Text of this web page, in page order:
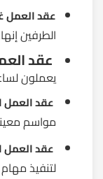
عقد العمل
الطرفين
عقد
يعملون
عقد
مواسم
عقد
لتنفيذ